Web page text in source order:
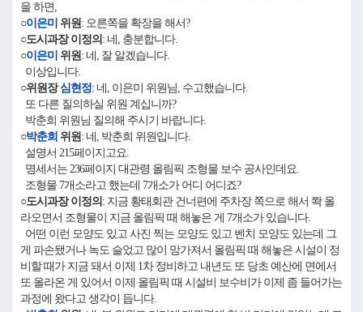
을 하면,
○이은미 위원: 오른쪽을 확장을 해서?
○도시과장 이정의 : 네, 충분합니다.
○이은미 위원: 네, 잘 알겠습니다.
이상입니다.
○위원장심현정: 네, 이은미 위원님, 수고했습니다.
또 다른 질의하실 위원 계십니까?
박춘희 위원님 질의해 주시기 바랍니다.
○박춘희 위원: 네, 박춘희 위원입니다.
설명서 215페이지고요.
명세서는 236페이지 대관령 올림픽 조형물 보수 공사인데요.
조형물 7개소라고 했는데 7개소가 어디 어디죠?
○도시과장 이정의 : 지금 황태회관 건너편에 주차장 쪽으로 해서 쫙 올
라오면서 조형물이 지금 올림픽 때 해놓은 게 7개소가 있습니다.
어떤 이런 모양도 있고 사진 찍는 모양도 있고 벤치 모양도 있는데 그
게 파손됐거나 녹도 슬었고 많이 망가져서 올림픽 때 해놓은 시설이 정
비할 때가 지금 돼서 이제 1차 정비하고 내년도 또 당초 예산에 면에서
또 올라온 게 있어서 이제 올림픽 때 시설비 보수비가 이제 좀 들어가는
과정에 왔다고 생각이 듭니다.